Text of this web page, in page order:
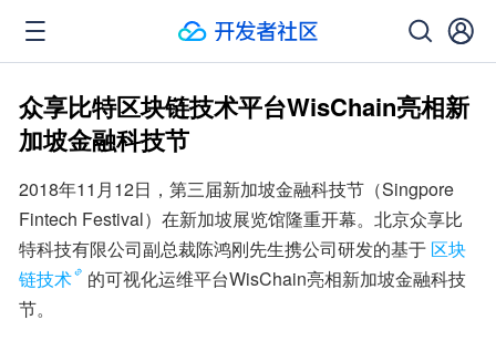
众享比特区块链技术平台WisChain亮相新
加坡金融科技节
2018年11月12日，第三届新加坡金融科技节（Singpore
Fintech Festival）在新加坡展览馆隆重开幕。北京众享比
特科技有限公司副总裁陈鸿刚先生携公司研发的基于 区块
链技术
的可视化运维平台WisChain亮相新加坡金融科技
节。